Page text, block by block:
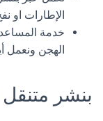
الإطارات او
خدمة
الهجن ونعمل
بنشر